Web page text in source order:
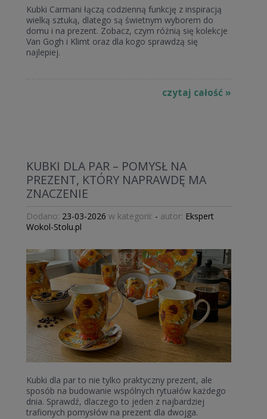
Kubki Carmani łączą codzienną funkcję z inspiracją
wielką sztuką, dlatego są świetnym wyborem do
domu i na prezent. Zobacz, czym różnią się kolekcje
Van Gogh i Klimt oraz dla kogo sprawdzą się
najlepiej.
czytaj całość »
KUBKI DLA PAR – POMYSŁ NA
PREZENT, KTÓRY NAPRAWDĘ MA
ZNACZENIE
Dodano: 23-03-2026 w kategorii: - autor: Ekspert
Wokol-Stolu.pl
Kubki dla par to nie tylko praktyczny prezent, ale
sposób na budowanie wspólnych rytuałów każdego
dnia. Sprawdź, dlaczego to jeden z najbardziej
trafionych pomysłów na prezent dla dwojga.